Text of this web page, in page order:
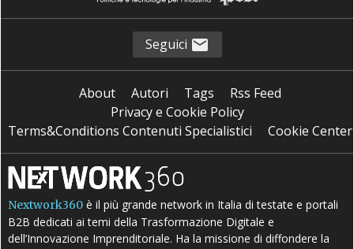
Seguici
About Autori Tags
Rss Feed
Privacy e Cookie Policy
Terms&Conditions Contenuti Specialistici
Cookie Center
Nextwork360 è il più grande network in Italia di testate e portali
B2B dedicati ai temi della Trasformazione Digitale e
dell’Innovazione Imprenditoriale. Ha la missione di diffondere la